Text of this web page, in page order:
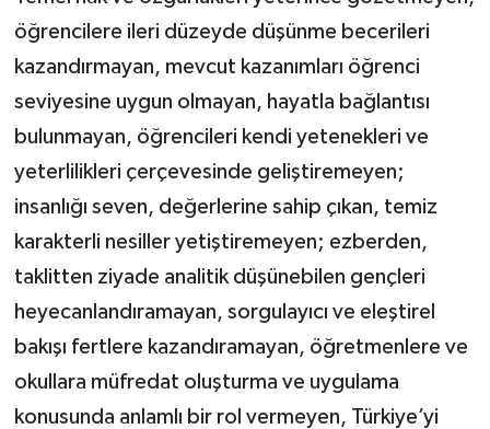
öğrencilere ileri düzeyde düşünme becerileri
kazandırmayan, mevcut kazanımları öğrenci
seviyesine uygun olmayan, hayatla bağlantısı
bulunmayan, öğrencileri kendi yetenekleri ve
yeterlilikleri çerçevesinde geliştiremeyen;
insanlığı seven, değerlerine sahip çıkan, temiz
karakterli nesiller yetiştiremeyen; ezberden,
taklitten ziyade analitik düşünebilen gençleri
heyecanlandıramayan, sorgulayıcı ve eleştirel
bakışı fertlere kazandıramayan, öğretmenlere ve
okullara müfredat oluşturma ve uygulama
konusunda anlamlı bir rol vermeyen, Türkiye’yi